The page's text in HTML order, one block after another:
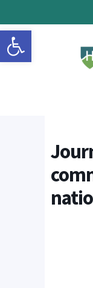
Ouvrir la barre d’outils